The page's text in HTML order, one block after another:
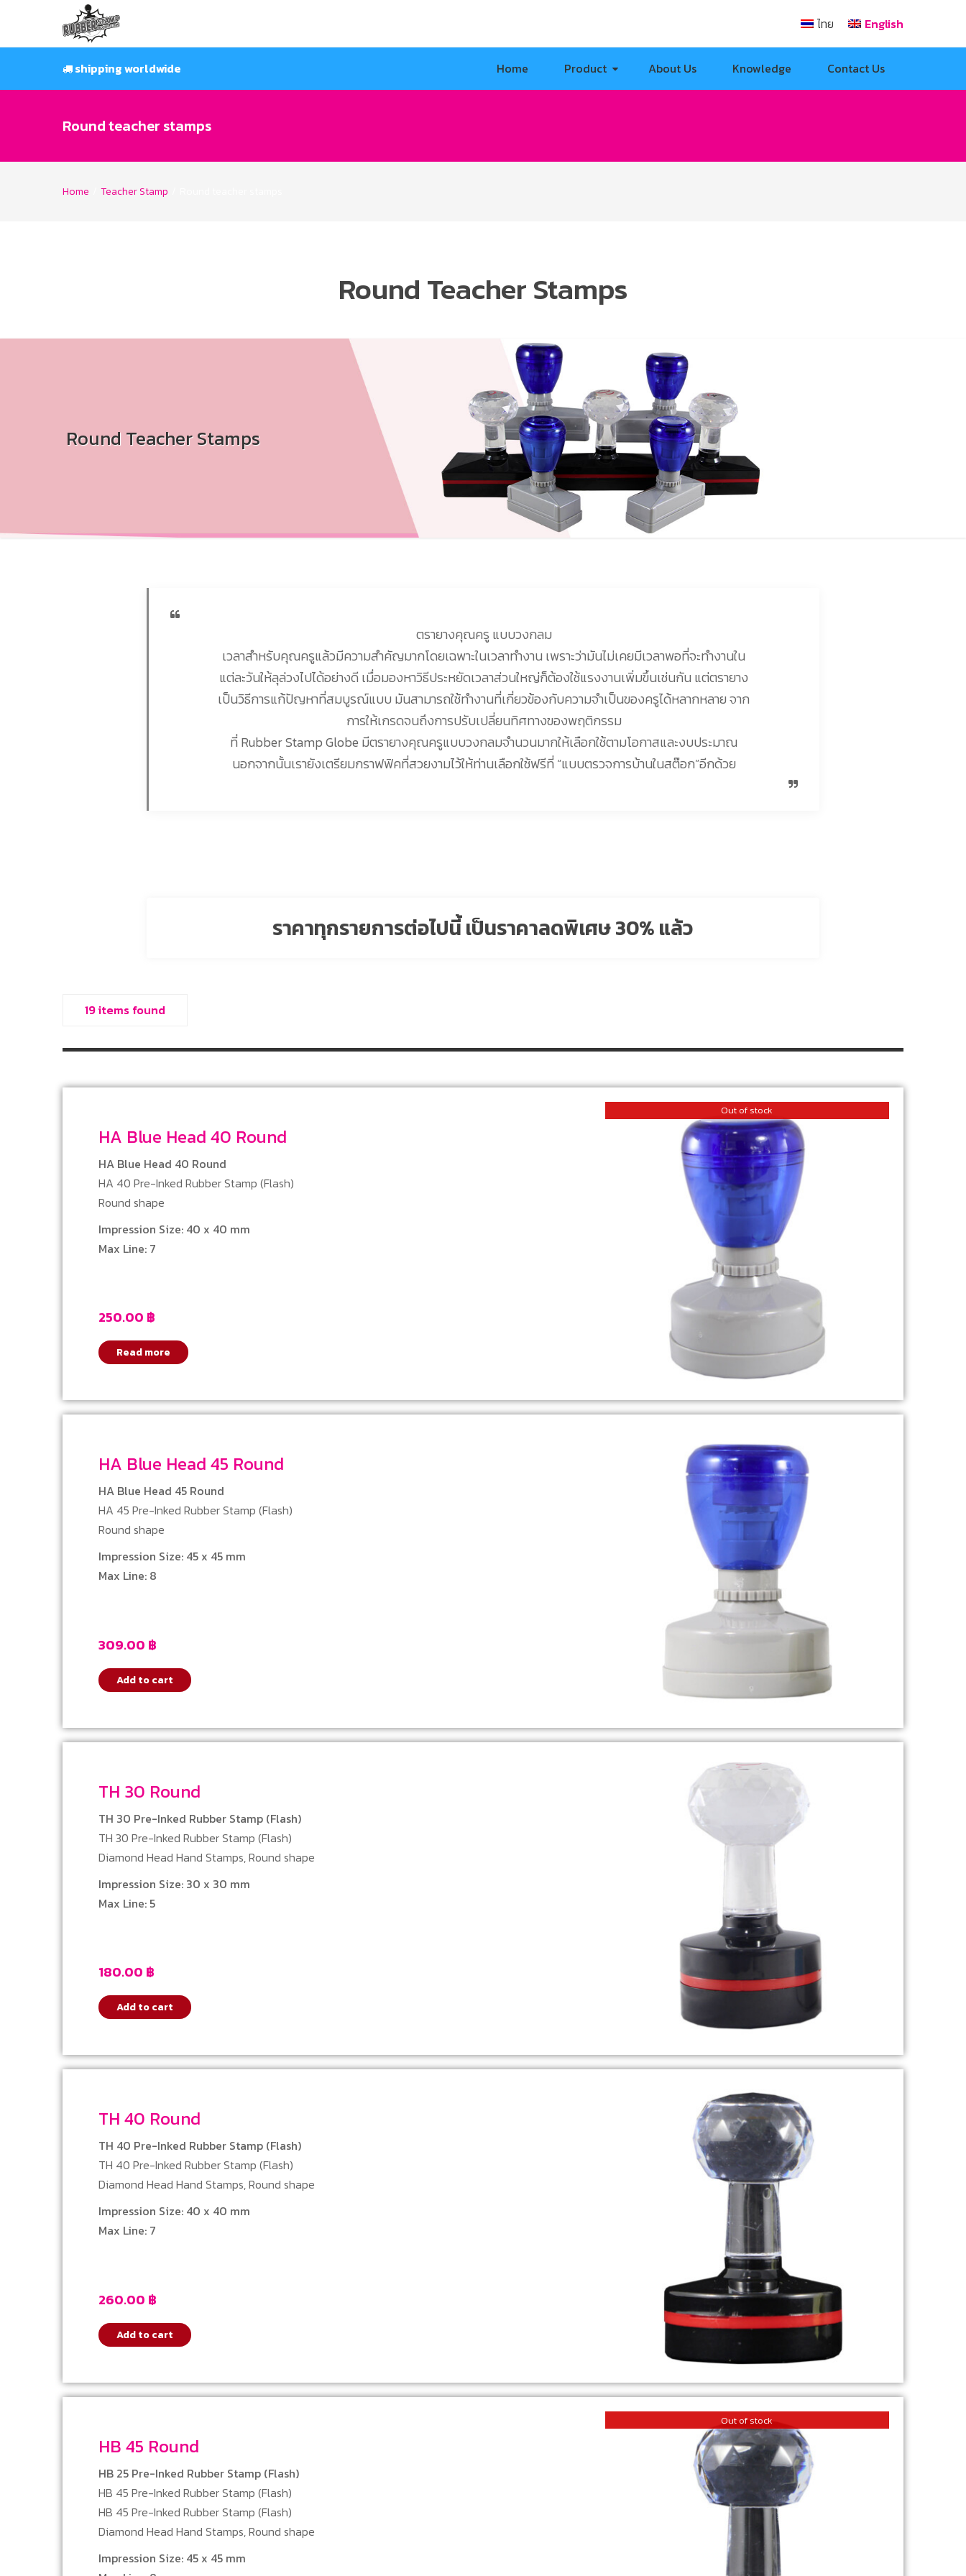
content
ไทย English
shipping worldwide Home Product About Us Knowledge Contact Us
Round teacher stamps
Home Teacher Stamp
Round Teacher Stamps
Round Teacher Stamps
ตรายางคุณครู แบบวงกลม
เวลาสำหรับคุณครูแล้วมีความสำคัญมากโดยเฉพาะในเวลาทำงาน เพราะว่ามันไม่เคยมีเวลาพอที่จะทำงานใน
แต่ละวันให้ลุล่วงไปได้อย่างดี เมื่อมองหาวิธีประหยัดเวลาส่วนใหญ่ก็ต้องใช้แรงงานเพิ่มขึ้นเช่นกัน แต่ตรายาง
เป็นวิธีการแก้ปัญหาที่สมบูรณ์แบบ มันสามารถใช้ทำงานที่เกี่ยวข้องกับความจำเป็นของครูได้หลากหลาย จาก
การให้เกรดจนถึงการปรับเปลี่ยนทิศทางของพฤติกรรม
ที่ Rubber Stamp Globe มีตรายางคุณครูแบบวงกลมจำนวนมากให้เลือกใช้ตามโอกาสและงบประมาณ
นอกจากนั้นเรายังเตรียมกราฟฟิคที่สวยงามไว้ให้ท่านเลือกใช้ฟรีที่ “แบบตรวจการบ้านในสต๊อก”อีกด้วย
ราคาทุกรายการต่อไปนี้ เป็นราคาลดพิเศษ 30% แล้ว
19 items found
Out of stock
HA Blue Head 40 Round
250.00 ฿
HA Blue Head 40 Round
HA 40 Pre-Inked Rubber Stamp (Flash)
Round shape
Impression Size: 40 x 40 mm
Max Line: 7
Read more
HA Blue Head 45 Round
309.00 ฿
HA Blue Head 45 Round
HA 45 Pre-Inked Rubber Stamp (Flash)
Round shape
Impression Size: 45 x 45 mm
Max Line: 8
Add to cart
TH 30 Round
180.00 ฿
TH 30 Pre-Inked Rubber Stamp (Flash)
TH 30 Pre-Inked Rubber Stamp (Flash)
Diamond Head Hand Stamps, Round shape
Impression Size: 30 x 30 mm
Max Line: 5
Add to cart
TH 40 Round
260.00 ฿
TH 40 Pre-Inked Rubber Stamp (Flash)
TH 40 Pre-Inked Rubber Stamp (Flash)
Diamond Head Hand Stamps, Round shape
Impression Size: 40 x 40 mm
Max Line: 7
Add to cart
Out of stock
HB 45 Round
HB 25 Pre-Inked Rubber Stamp (Flash)
HB 45 Pre-Inked Rubber Stamp (Flash)
HB 45 Pre-Inked Rubber Stamp (Flash)
Diamond Head Hand Stamps, Round shape
Impression Size: 45 x 45 mm